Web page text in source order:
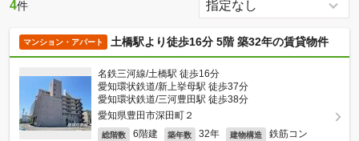
4件
マンション・アパート 土橋駅より徒歩16分 5階 築32年の賃貸物件
名鉄三河線/土橋駅 徒歩16分
愛知環状鉄道/新上挙母駅 徒歩37分
愛知環状鉄道/三河豊田駅 徒歩38分
愛知県豊田市深田町２
総階数 6階建 築年数 32年 建物構造 鉄筋コン